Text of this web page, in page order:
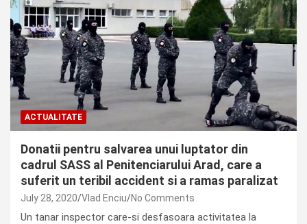
ACTUALITATE
Donatii pentru salvarea unui luptator din
cadrul SASS al Penitenciarului Arad, care a
suferit un teribil accident si a ramas paralizat
July 28, 2020 Vlad Enciu No Comments
Un tanar inspector care-si desfasoara activitatea la